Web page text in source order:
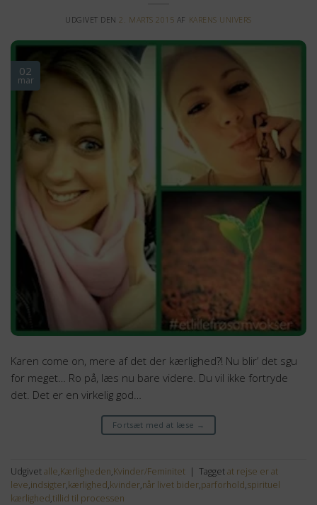
UDGIVET DEN2. MARTS 2015 AF KARENS UNIVERS
02
mar
Karen come on, mere af det der kærlighed?! Nu blir’ det sgu
for meget… Ro på, læs nu bare videre. Du vil ikke fortryde
det. Det er en virkelig god…
Fortsæt med at læse →
Udgivetalle,Kærligheden,Kvinder/Feminitet | Taggetat rejse er at
leve,indsigter,kærlighed,kvinder,når livet bider,parforhold,spirituel
kærlighed,tillid til processen